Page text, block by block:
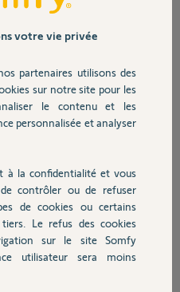
déconnectée du WIFI.
WIFI depuis des mois
de discussion
votre vie privée
partenaires utilisons des
sur notre site pour les
le contenu et les
personnalisée et analyser
à la confidentialité et vous
de contrôler ou de refuser
de cookies ou certains
Le refus des cookies
sur le site Somfy
utilisateur sera moins